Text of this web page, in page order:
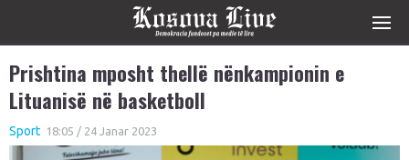
Prishtina mposht thellë nënkampionin e
Lituanisë në basketboll
Sport 18:05 / 24 Janar 2023